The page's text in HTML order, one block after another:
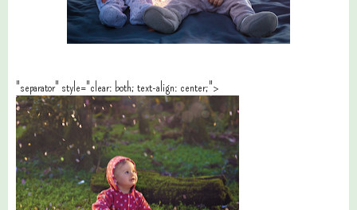
"separator" style="clear: both; text-align: center;">